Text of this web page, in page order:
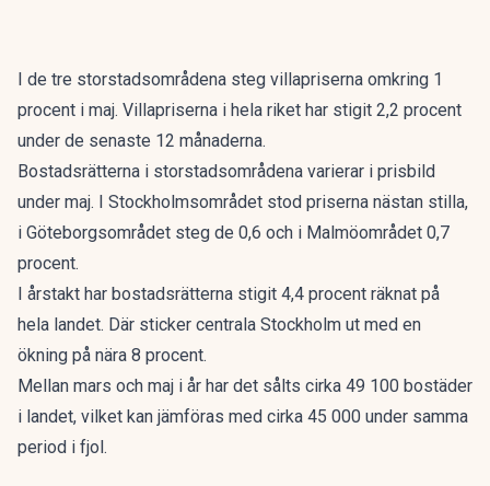
I de tre storstadsområdena steg villapriserna omkring 1
procent i maj. Villapriserna i hela riket har stigit 2,2 procent
under de senaste 12 månaderna.
Bostadsrätterna i storstadsområdena varierar i prisbild
under maj. I Stockholmsområdet stod priserna nästan stilla,
i Göteborgsområdet steg de 0,6 och i Malmöområdet 0,7
procent.
I årstakt har bostadsrätterna stigit 4,4 procent räknat på
hela landet. Där sticker centrala Stockholm ut med en
ökning på nära 8 procent.
Mellan mars och maj i år har det sålts cirka 49 100 bostäder
i landet, vilket kan jämföras med cirka 45 000 under samma
period i fjol.